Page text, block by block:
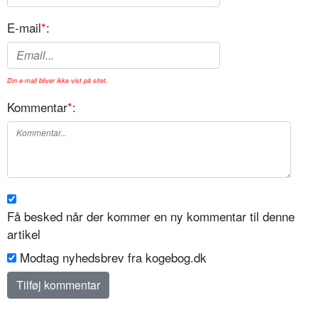
E-mail*:
Din e-mail bliver ikke vist på sitet.
Kommentar*:
Få besked når der kommer en ny kommentar til denne
artikel
Modtag nyhedsbrev fra kogebog.dk